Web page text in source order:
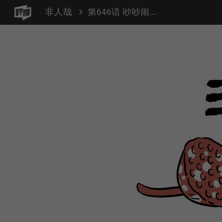
非人哉 第646话 吵吵闹闹又一年！